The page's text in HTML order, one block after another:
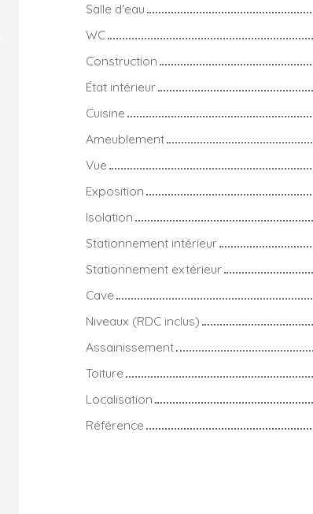
Salle d'eau
WC
Construction
État intérieur
Cuisine
Ameublement
Vue
Exposition
Isolation
Stationnement intérieur
Stationnement extérieur
Cave
Niveaux (RDC inclus)
Assainissement
Toiture
Localisation
Référence